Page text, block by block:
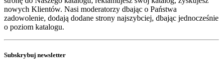
nowych Klientów. Nasi moderatorzy dbając o Państwa
zadowolenie, dodają dodane strony najszybciej, dbając jednocześnie
o poziom katalogu.
Subskrybuj newsletter